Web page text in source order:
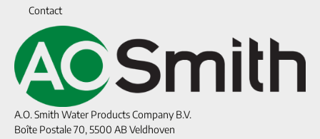
Contact
A.O. Smith Water Products Company B.V.
Boîte Postale 70, 5500 AB Veldhoven